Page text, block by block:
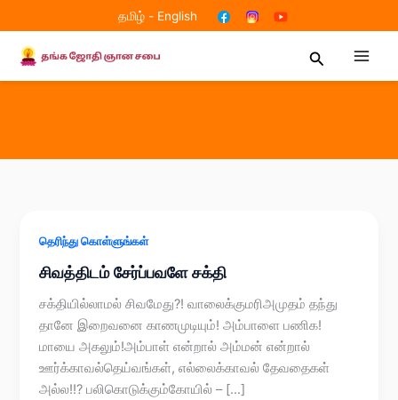
to
content
தமிழ்- English
Search
தெரிந்து கொள்ளுங்கள்
சிவத்திடம் சேர்ப்பவளே சக்தி
சக்தியில்லாமல் சிவமேது?! வாலைக்குமரிஅமுதம் தந்து
தானே இறைவனை காணமுடியும்! அம்பாளை பணிக!
மாயை அகலும்!அம்பாள் என்றால் அம்மன் என்றால்
ஊர்க்காவல்தெய்வங்கள், எல்லைக்காவல் தேவதைகள்
அல்ல!!? பலிகொடுக்கும்கோயில் – […]